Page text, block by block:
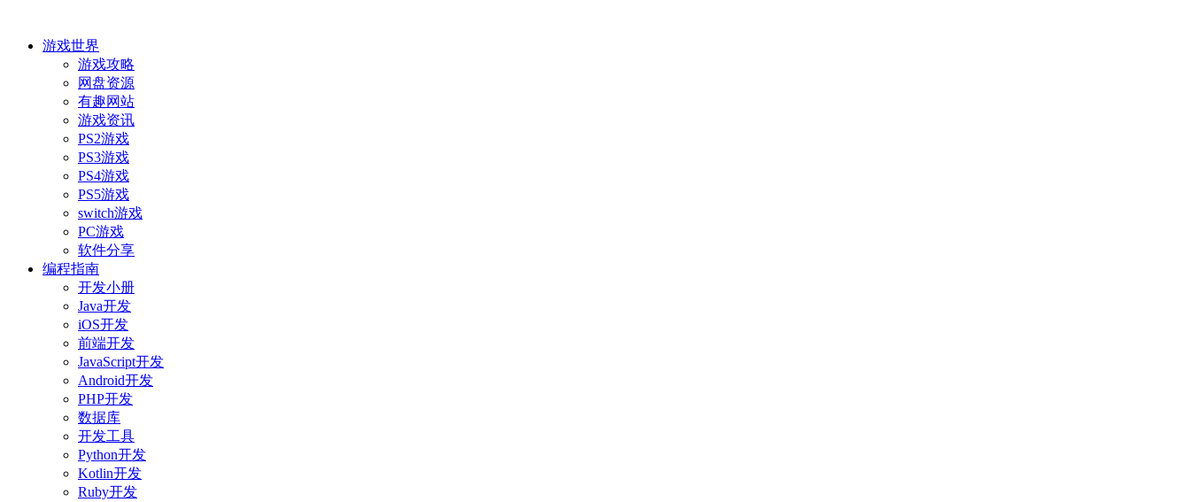
游戏世界
游戏攻略
网盘资源
有趣网站
游戏资讯
PS2游戏
PS3游戏
PS4游戏
PS5游戏
switch游戏
PC游戏
软件分享
编程指南
开发小册
Java开发
iOS开发
前端开发
JavaScript开发
Android开发
PHP开发
数据库
开发工具
Python开发
Kotlin开发
Ruby开发